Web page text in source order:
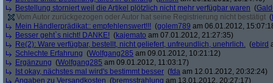
Bestellung storniert weil die Artikel plötzlich nicht mehr verfügbar waren (
Vom Autor zurückgezogen oder Autor hat seine Registrierung nicht bestätigt (
Mein Händlerprädikat:: empfehlenswert!!! (golem789 am 06.01.2012,
Besser geht`s nicht! DANKE! (kajemato am 07.01.2012, 21:27:35)
Re(2): Ware verfügbar, bestellt, nicht geliefert, unfreundlich, unehrlich. (ebird
Schlechte Erfahrung (Wolfgang285 am 09.01.2012, 10:21:12)
Ergänzung (Wolfgang285 am 09.01.2012, 11:03:17)
Ist okay, nächstes mal wird's bestimmt besser (fda am 12.01.2012, 20:32:24)
Angaben zu Versandkosten (bremsstrahlung am 13.01.2012, 20:27:17)